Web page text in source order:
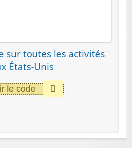
sur toutes les activités
États-Unis
le code